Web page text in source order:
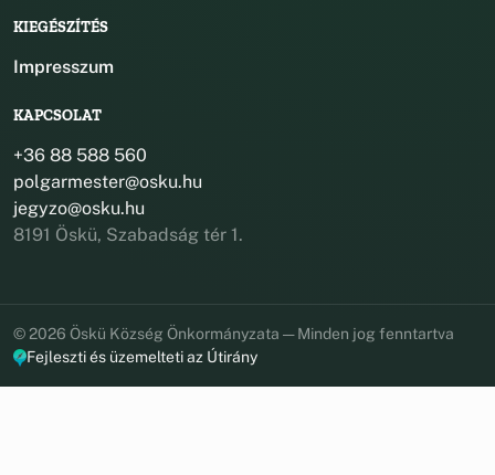
KIEGÉSZÍTÉS
Impresszum
KAPCSOLAT
+36 88 588 560
polgarmester@osku.hu
jegyzo@osku.hu
8191 Öskü, Szabadság tér 1.
© 2026 Öskü Község Önkormányzata — Minden jog fenntartva
Fejleszti és üzemelteti az Útirány